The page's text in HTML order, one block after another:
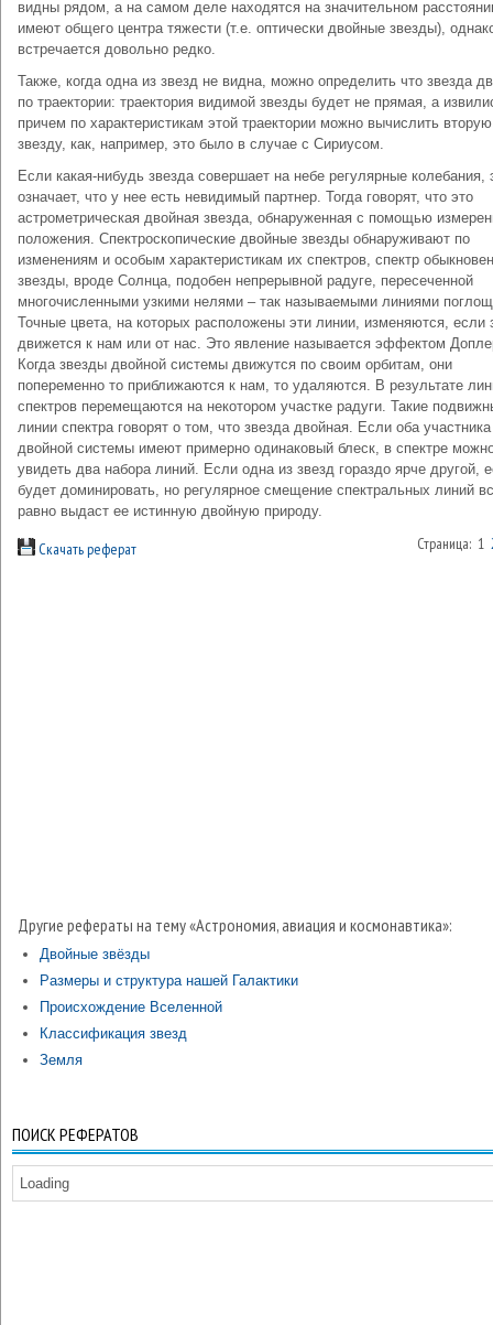
видны рядом, а на самом деле находятся на значительном
имеют общего центра тяжести (т.е. оптически двойные звезды),
встречается довольно редко.
Также, когда одна из звезд не видна, можно определить что звезда
по траектории: траектория видимой звезды будет не прямая, а
причем по характеристикам этой траектории можно вычислить вторую
звезду, как, например, это было в случае с Сириусом.
Если какая-нибудь звезда совершает на небе регулярные колебания,
означает, что у нее есть невидимый партнер. Тогда говорят, что это
астрометрическая двойная звезда, обнаруженная с помощью
положения. Спектроскопические двойные звезды обнаруживают по
изменениям и особым характеристикам их спектров, спектр
звезды, вроде Солнца, подобен непрерывной радуге, пересеченной
многочисленными узкими нелями – так называемыми линиями
Точные цвета, на которых расположены эти линии, изменяются, если
движется к нам или от нас. Это явление называется эффектом
Когда звезды двойной системы движутся по своим орбитам, они
попеременно то приближаются к нам, то удаляются. В результате
спектров перемещаются на некотором участке радуги. Такие
линии спектра говорят о том, что звезда двойная. Если оба участника
двойной системы имеют примерно одинаковый блеск, в спектре
увидеть два набора линий. Если одна из звезд гораздо ярче другой,
будет доминировать, но регулярное смещение спектральных линий
равно выдаст ее истинную двойную природу.
Скачать реферат Страница: 1
Другие рефераты на тему «Астрономия, авиация и космонавтика»:
Двойные звёзды
Размеры и структура нашей Галактики
Происхождение Вселенной
Классификация звезд
Земля
ПОИСК РЕФЕРАТОВ
Loading